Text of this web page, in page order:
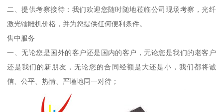
二、提供考察接待：我们欢迎您随时随地莅临公司现场考察，光纤
激光镭雕机价格，并为您提供任何便利条件。
售中服务
一、无论您是国外的客户还是国内的客户，无论您是我们的老客户
还是我们的新朋友，无论您的合同经额是大还是小，我们都将诚
信、公平、热情、严谨地同一对待；